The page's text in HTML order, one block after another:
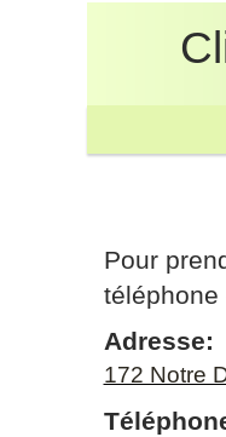
Pour
téléphone
Adresse:
172 Notre